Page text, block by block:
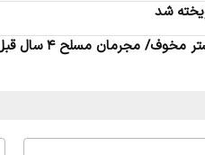
شد
قبل یک مامور را به شهادت رسانده بودند